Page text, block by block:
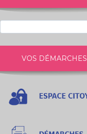
VOS DÉMARCHES